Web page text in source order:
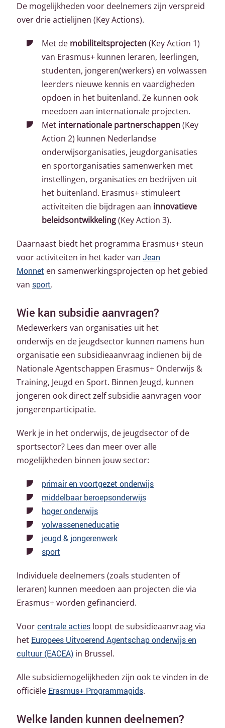
De mogelijkheden voor deelnemers zijn verspreid
over drie actielijnen (Key Actions).
Met de mobiliteitsprojecten(Key Action 1)
van Erasmus+ kunnen leraren, leerlingen,
studenten, jongeren(werkers) en volwassen
leerders nieuwe kennis en vaardigheden
opdoen in het buitenland. Ze kunnen ook
meedoen aan internationale projecten.
Met internationale partnerschappen(Key
Action 2) kunnen Nederlandse
onderwijsorganisaties, jeugdorganisaties
en sportorganisaties samenwerken met
instellingen, organisaties en bedrijven uit
het buitenland. Erasmus+ stimuleert
activiteiten die bijdragen aan innovatieve
beleidsontwikkeling(Key Action 3).
Daarnaast biedt het programma Erasmus+ steun
voor activiteiten in het kader van Jean
Monnet en samenwerkingsprojecten op het gebied
van sport.
Wie kan subsidie aanvragen?
Medewerkers van organisaties uit het
onderwijs en de jeugdsector kunnen namens hun
organisatie een subsidieaanvraag indienen bij de
Nationale Agentschappen Erasmus+ Onderwijs &
Training, Jeugd en Sport. Binnen Jeugd, kunnen
jongeren ook direct zelf subsidie aanvragen voor
jongerenparticipatie.
Werk je in het onderwijs, de jeugdsector of de
sportsector? Lees dan meer over alle
mogelijkheden binnen jouw sector:
primair en voortgezet onderwijs
middelbaar beroepsonderwijs
hoger onderwijs
volwasseneneducatie
jeugd & jongerenwerk
sport
Individuele deelnemers (zoals studenten of
leraren) kunnen meedoen aan projecten die via
Erasmus+ worden gefinancierd.
Voorcentrale acties loopt de subsidieaanvraag via
het Europees Uitvoerend Agentschap onderwijs en
cultuur (EACEA) in Brussel.
Alle subsidiemogelijkheden zijn ook te vinden in de
officiële Erasmus+ Programmagids.
Welke landen kunnen deelnemen?